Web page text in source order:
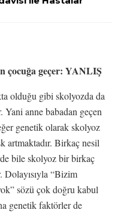
çocuğa geçer: YANLIŞ
olduğu gibi skolyozda da
Yani anne babadan geçen
genetik olarak skolyoz
artmaktadır. Birkaç nesil
bile skolyoz bir birkaç
Dolayısıyla “Bizim
sözü çok doğru kabul
genetik faktörler de